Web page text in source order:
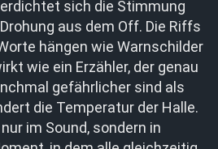
sich die Stimmung
aus dem Off. Die Riffs
hängen wie Warnschilder
wie ein Erzähler, der genau
gefährlicher sind als
die Temperatur der Halle.
im Sound, sondern in